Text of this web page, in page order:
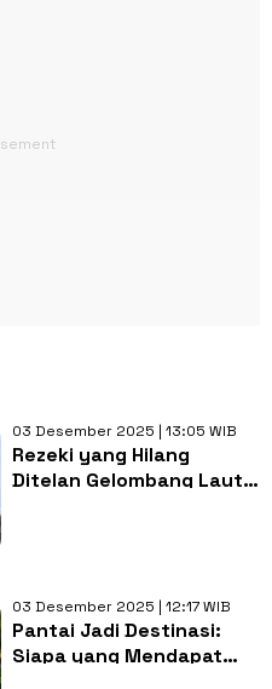
03 Desember 2025 | 13:05 WIB
Rezeki yang Hilang
Ditelan Gelombang Laut
03 Desember 2025 | 12:17 WIB
Pantai Jadi Destinasi:
Siapa yang Mendapat